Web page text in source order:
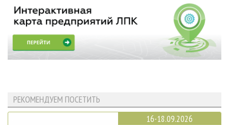
РЕКОМЕНДУЕМ ПОСЕТИТЬ
16-18.09.2026